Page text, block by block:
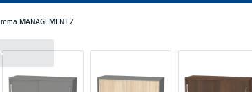
MANAGEMENT 2